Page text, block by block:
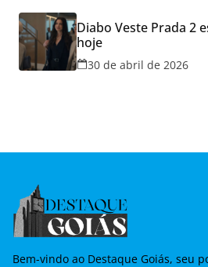
Diabo Veste Prada 2
hoje
30 de abril de 2026
Bem-vindo ao Destaque Goiás, seu